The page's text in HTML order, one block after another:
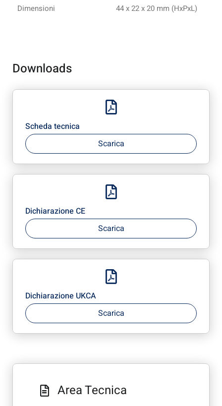
Dimensioni
44 x 22 x 20 mm (HxPxL)
Downloads
Scheda tecnica
Scarica
Dichiarazione CE
Scarica
Dichiarazione UKCA
Scarica
Area Tecnica